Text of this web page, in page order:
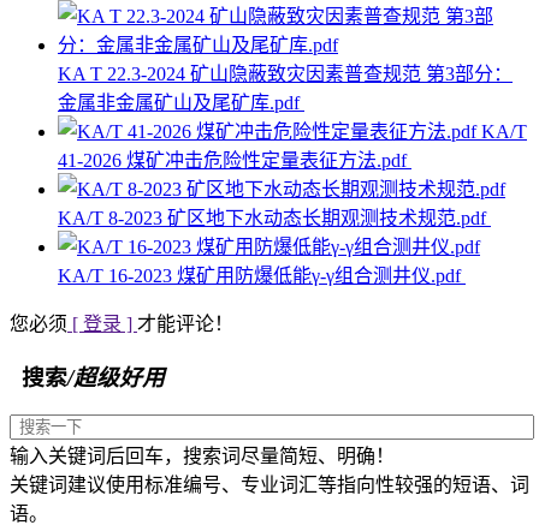
KA T 22.3-2024 矿山隐蔽致灾因素普查规范 第3部分：
金属非金属矿山及尾矿库.pdf
KA/T
41-2026 煤矿冲击危险性定量表征方法.pdf
KA/T 8-2023 矿区地下水动态长期观测技术规范.pdf
KA/T 16-2023 煤矿用防爆低能γ-γ组合测井仪.pdf
您必须 [ 登录 ] 才能评论！
搜索/超级好用
输入关键词后回车，搜索词尽量简短、明确！
关键词建议使用标准编号、专业词汇等指向性较强的短语、词
语。